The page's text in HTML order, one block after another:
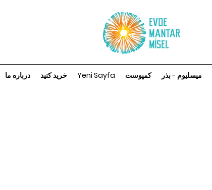
درباره ما خرید کنید Yeni Sayfa کمپوست میسلیوم - بذر